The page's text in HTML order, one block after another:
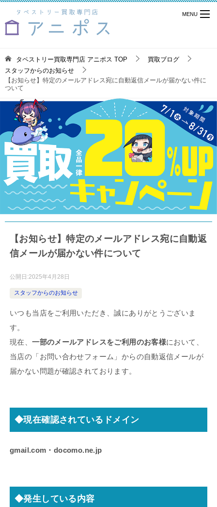
タペストリー買取専門店 アニポス TOP
買取ブログ
スタッフからのお知らせ
【お知らせ】特定のメールアドレス宛に自動返信メールが届かない件に
ついて
【お知らせ】特定のメールアドレス宛に自動返
信メールが届かない件について
公開日:2025年4月28日
スタッフからのお知らせ
いつも当店をご利用いただき、誠にありがとうございま
す。
現在、一部のメールアドレスをご利用のお客様において、
当店の「お問い合わせフォーム」からの自動返信メールが
届かない問題が確認されております。
◆現在確認されているドメイン
gmail.com・docomo.ne.jp
◆発生している内容